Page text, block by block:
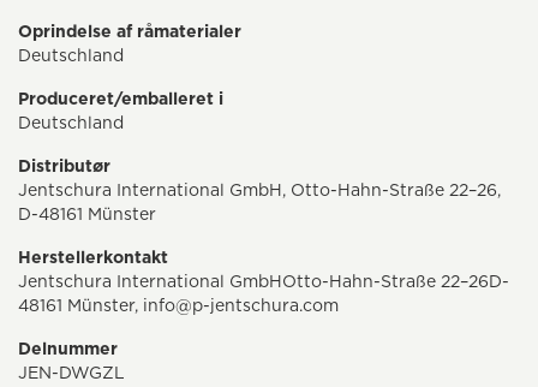
Oprindelse af råmaterialer
Deutschland
Produceret/emballeret i
Deutschland
Distributør
Jentschura International GmbH, Otto-Hahn-Straße 22–26,
D-48161 Münster
Herstellerkontakt
Jentschura International GmbHOtto-Hahn-Straße 22–26D-
48161 Münster, info@p-jentschura.com
Delnummer
JEN-DWGZL